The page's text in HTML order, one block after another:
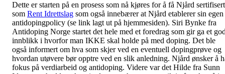
Dette er starten på en prosess som nå kjøres for å få Njård sertifisert
som Rent Idrettslag som også innebærer at Njård etablerer sin egen
antidopingpolicy (se link lagt ut på hjemmesiden). Siri Bynke fra
Antidoping Norge startet det hele med et foredrag som gir ga et
innblikk i hvorfor man IKKE skal holde på med doping. Det ble
også informert om hva som skjer ved en eventuell dopingprøve og
hvordan utøvere bør opptre ved en slik anledning. Njård ønsker å
fokus på verdiarbeid og antidoping. Videre var det Hilde fra Sunn